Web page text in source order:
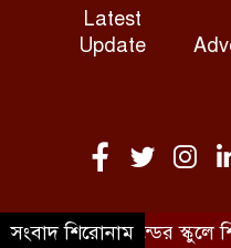
Latest
Update
সংবাদ শিরোনাম
থাইল্যান্ডের স্কুলে